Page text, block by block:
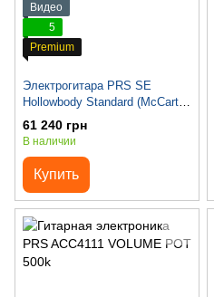
Видео
5
Premium
Электрогитара PRS SE
Hollowbody Standard (McCarty
Tobacco Sunburst) с кейсоом
61 240 грн
В наличии
Купить